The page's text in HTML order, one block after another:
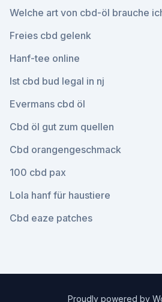
Welche art von cbd-öl brauche
Freies cbd gelenk
Hanf-tee online
Ist cbd bud legal in nj
Evermans cbd öl
Cbd öl gut zum quellen
Cbd orangengeschmack
100 cbd pax
Lola hanf für haustiere
Cbd eaze patches
Proudly powered by